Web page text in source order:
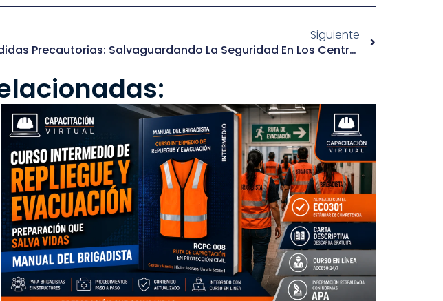
Siguiente
Medidas Precautorias: Salvaguardando La Seguridad En Los Centros De Trabajo